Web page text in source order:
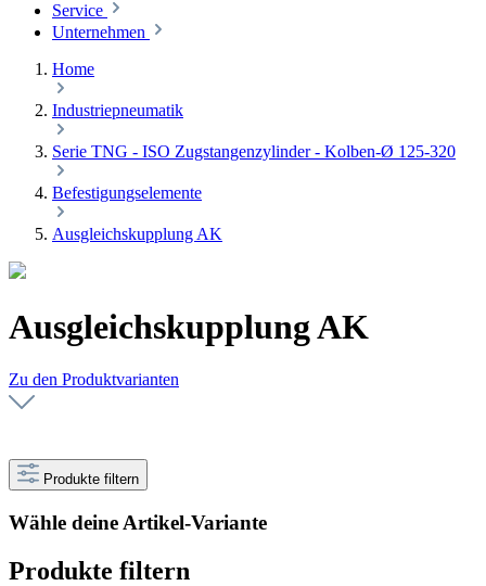
Service
Unternehmen
Home
Industriepneumatik
Serie TNG - ISO Zugstangenzylinder - Kolben-Ø 125-320
Befestigungselemente
Ausgleichskupplung AK
Ausgleichskupplung AK
Zu den Produktvarianten
Produkte filtern
Wähle deine Artikel-Variante
Produkte filtern